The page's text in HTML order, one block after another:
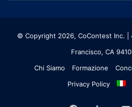
© Copyright 2026, CoContest Inc. |
Francisco, CA
Chi Siamo
Formazione
Privacy Policy